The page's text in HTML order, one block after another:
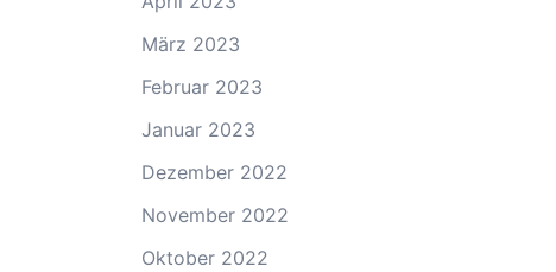
März 2023
Februar 2023
Januar 2023
Dezember 2022
November 2022
Oktober 2022